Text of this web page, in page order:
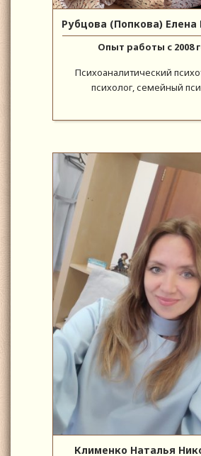
Рубцова (Попкова) Елена
Опыт работы с 2008
Психоаналитический
психолог, семейный
Клименко Наталья